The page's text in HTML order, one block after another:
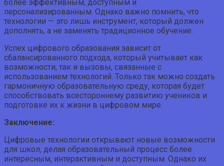
более эффективным, доступным и
персонализированным. Однако важно помнить, что
технологии — это лишь инструмент, который должен
дополнять, а не заменять традиционное обучение.
Успех цифрового образования зависит от
сбалансированного подхода, который учитывает как
возможности, так и вызовы, связанные с
использованием технологий. Только так можно создать
гармоничную образовательную среду, которая будет
способствовать всестороннему развитию учеников и
подготовке их к жизни в цифровом мире.
Заключение:
Цифровые технологии открывают новые возможности
для школ, делая образовательный процесс более
интересным, интерактивным и доступным. Однако их